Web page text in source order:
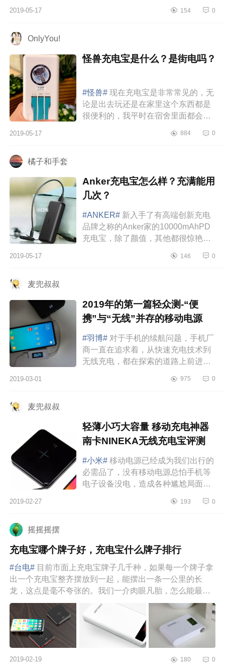
里面的其他充电宝了，太喜欢nineka
2019-05-17 154 0
OnlyYou!
怪兽充电宝是什么？是街电吗？
#怪兽# 现在充电宝是非常常见的，无
论是出去玩还是在家里这个东西都是
很便利的，我平时在宿舍里面都会用
方便。说到充电宝，我还真的有...
2019-05-17 884 0
橘子和手套
Anker充电宝怎么样？充满能用
几次？
#ANKER# 新入手了有高端创新充电
品牌之称的Anker家的10000mAhPD
充电宝，除了颜值，其他都很惊艳。
来，这个10000mAh充电宝大概就一
2019-05-17 146 0
麦兜叔叔
2019年的第一篇轻众测-“便
携”与“无线”并存的移动电源
#羽博# 对于手机的续航问题，手机厂
商一直在追求着，从快速充电技术到
无线充电，都在探索的道路上前进。
宝还是必不可少的。一根数据线加个
2019-03-01 975 0
麦兜叔叔
轻薄小巧大容量 移动充电神器
南卡NINEKA无线充电宝评测
#小米# 移动电源已经成为我们出行的
必需品了，没有移动电源总怕手机等
电子设备没电，造成各种尴尬局面。
品质也各有不同，容量也越来越大，
2019-02-27 193 0
摇摇摇摆
充电宝哪个牌子好，充电宝什么牌子排行
#台电# 目前市面上充电宝牌子几千种，如果每一个牌子拿
出一个充电宝整齐摆放到一起，能摆出一条一公里的长
龙，这点是毫不夸张的。我们一介肉眼凡胎，怎么能最快
速地辨别出哪个充电...
2019-02-19 180 0